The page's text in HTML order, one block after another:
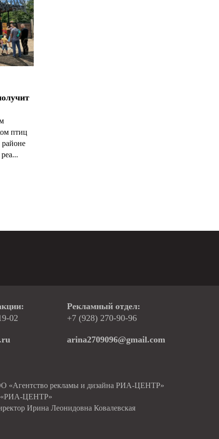
птиц
02
Рекламный отдел:
+7 (928) 270-90-96
arina2709096@gmail.com
«Агентство рекламы и дизайна РИА-ЦЕНТР»
«РИА-ЦЕНТР»
Ирина Леонидовна Ковалевская